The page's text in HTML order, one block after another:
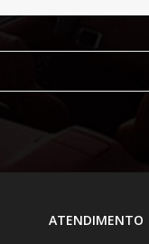
ATENDIMENTO